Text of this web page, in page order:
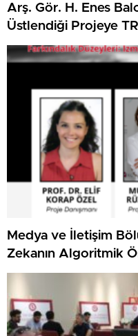
Arş. Gör. H. Enes
Üstlendiği Projeye
Medya ve İletişim
Zekanın Algoritmik
Farkındalık